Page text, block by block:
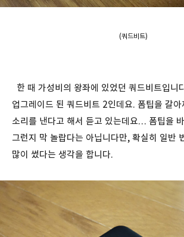
(쿼드비트)
한 때 가성비의 왕좌에 있었던 쿼드비트입니
업그레이드 된 쿼드비트 2인데요. 폼팁을 갈
소리를 낸다고 해서 듣고 있는데요… 폼팁을
그런지 막 놀랍다는 아닙니다만, 확실히 일반
많이 썼다는 생각을 합니다.